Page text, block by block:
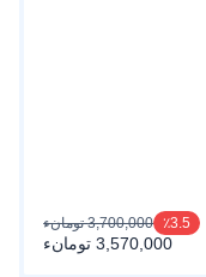
٪3.5 3,700,000 تومانء
3,570,000 تومانء